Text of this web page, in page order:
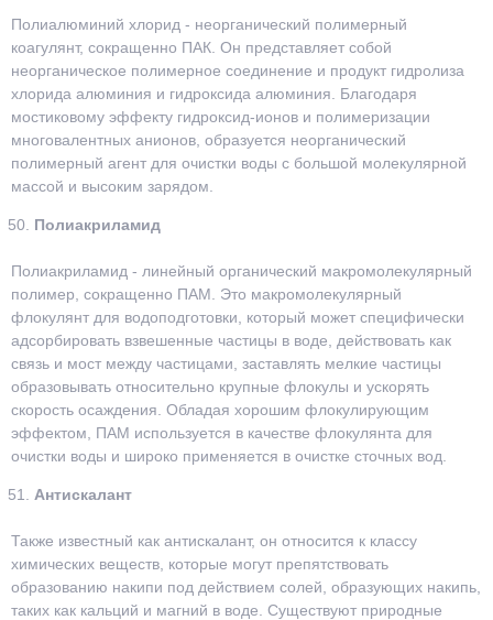
Полиалюминий хлорид - неорганический полимерный
коагулянт, сокращенно ПАК. Он представляет собой
неорганическое полимерное соединение и продукт гидролиза
хлорида алюминия и гидроксида алюминия. Благодаря
мостиковому эффекту гидроксид-ионов и полимеризации
многовалентных анионов, образуется неорганический
полимерный агент для очистки воды с большой молекулярной
массой и высоким зарядом.
Полиакриламид
Полиакриламид - линейный органический макромолекулярный
полимер, сокращенно ПАМ. Это макромолекулярный
флокулянт для водоподготовки, который может специфически
адсорбировать взвешенные частицы в воде, действовать как
связь и мост между частицами, заставлять мелкие частицы
образовывать относительно крупные флокулы и ускорять
скорость осаждения. Обладая хорошим флокулирующим
эффектом, ПАМ используется в качестве флокулянта для
очистки воды и широко применяется в очистке сточных вод.
Антискалант
Также известный как антискалант, он относится к классу
химических веществ, которые могут препятствовать
образованию накипи под действием солей, образующих накипь,
таких как кальций и магний в воде. Существуют природные